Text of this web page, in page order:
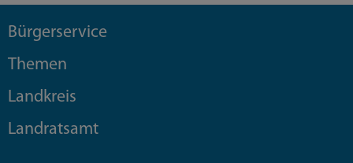
Bürgerservice
Themen
Landkreis
Landratsamt